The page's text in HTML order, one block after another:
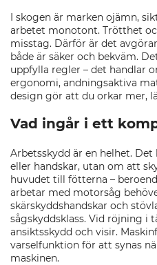
I skogen är marken ojämn,
arbetet monotont. Trötthet
misstag. Därför är det
både är säker och bekväm.
uppfylla regler – det handlar
ergonomi, andningsaktiva
design gör att du orkar mer,
Vad ingår i ett
Arbetsskydd är en helhet.
eller handskar, utan om att
huvudet till fötterna –
arbetar med motorsåg
skärskyddshandskar och
sågskyddsklass. Vid röjning i
ansiktsskydd och visir.
varselfunktion för att synas
maskinen.